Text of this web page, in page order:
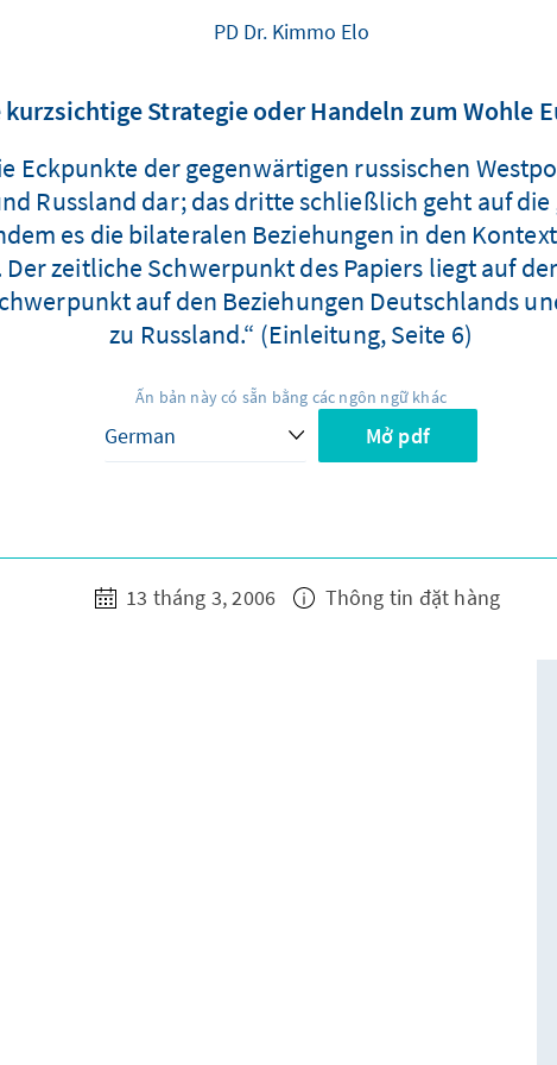
PD Dr. Kimmo Elo
kurzsichtige Strategie oder Handeln zum Wohle
Eckpunkte der gegenwärtigen russischen
Russland dar; das dritte schließlich geht auf
es die bilateralen Beziehungen in den
zeitliche Schwerpunkt des Papiers liegt auf
auf den Beziehungen Deutschlands
zu Russland.“ (Einleitung, Seite 6)
Ấn bản này có sẵn bằng các ngôn ngữ khác
Mở pdf
13 tháng 3, 2006 Thông tin đặt hàng